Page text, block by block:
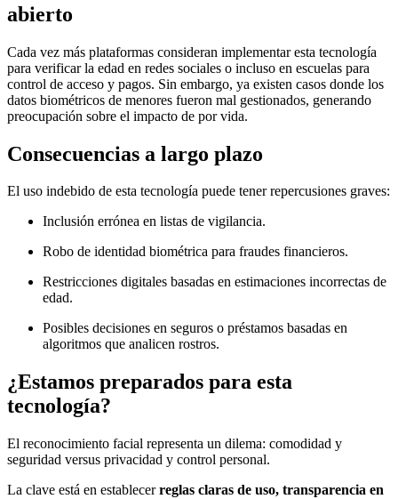
abierto
Cada vez más plataformas consideran implementar esta tecnología
para verificar la edad en redes sociales o incluso en escuelas para
control de acceso y pagos. Sin embargo, ya existen casos donde los
datos biométricos de menores fueron mal gestionados, generando
preocupación sobre el impacto de por vida.
Consecuencias a largo plazo
El uso indebido de esta tecnología puede tener repercusiones graves:
Inclusión errónea en listas de vigilancia.
Robo de identidad biométrica para fraudes financieros.
Restricciones digitales basadas en estimaciones incorrectas de
edad.
Posibles decisiones en seguros o préstamos basadas en
algoritmos que analicen rostros.
¿Estamos preparados para esta
tecnología?
El reconocimiento facial representa un dilema: comodidad y
seguridad versus privacidad y control personal.
La clave está en establecerreglas claras de uso, transparencia en